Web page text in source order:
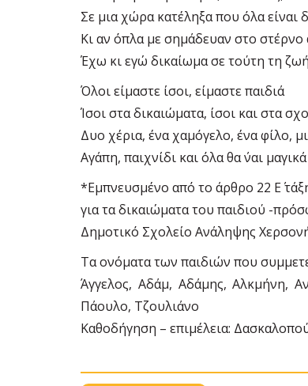
Σε μια χώρα κατέληξα που όλα είναι
Κι αν όπλα με σημάδευαν στο στέρνο
Έχω κι εγώ δικαίωμα σε τούτη τη ζωή
Όλοι είμαστε ίσοι, είμαστε παιδιά
Ίσοι στα δικαιώματα, ίσοι και στα
Δυο χέρια, ένα χαμόγελο, ένα φίλο,
Αγάπη, παιχνίδι και όλα θα ΄ναι μαγικά
*Εμπνευσμένο από το άρθρο 22 Ε΄
για τα δικαιώματα του παιδιού -
Δημοτικό Σχολείο Ανάληψης
Τα ονόματα των παιδιών που
Άγγελος, Αδάμ, Αδάμης, Αλκμήνη,
Πάουλο, Τζουλιάνο
Καθοδήγηση – επιμέλεια: